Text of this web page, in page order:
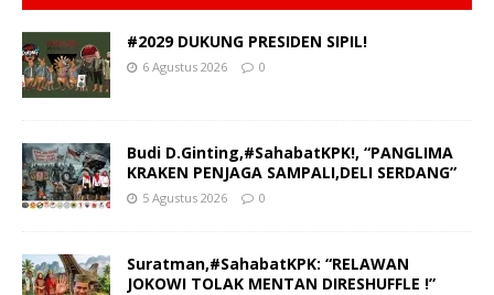
#2029 DUKUNG PRESIDEN SIPIL!
6 Agustus 2026 0
Budi D.Ginting,#SahabatKPK!, “PANGLIMA
KRAKEN PENJAGA SAMPALI,DELI SERDANG”
5 Agustus 2026 0
Suratman,#SahabatKPK: “RELAWAN
JOKOWI TOLAK MENTAN DIRESHUFFLE !”